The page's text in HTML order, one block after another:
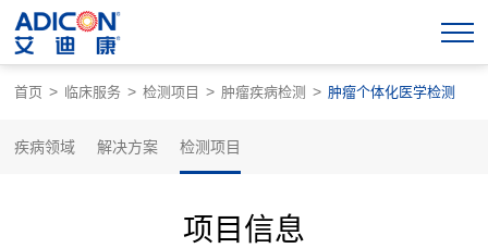
首页 > 临床服务 > 检测项目 > 肿瘤疾病检测 > 肿瘤个体化医学检测
疾病领域 解决方案 检测项目
项目信息